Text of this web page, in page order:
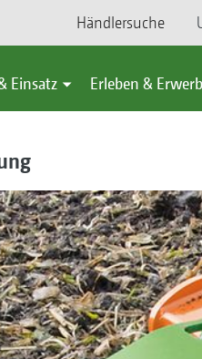
Händlersuche
Einsatz Erleben &